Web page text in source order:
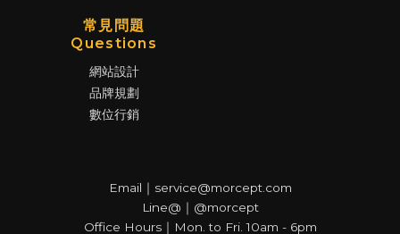
常見問題
Questions
網站設計
品牌規劃
數位行銷
Email｜service@morcept.com
Line@｜@morcept
Office Hours｜Mon. to Fri. 10am - 6pm